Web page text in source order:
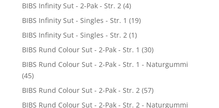
BIBS Infinity Sut - 2-Pak - Str. 2 (4)
BIBS Infinity Sut - Singles - Str. 1 (19)
BIBS Infinity Sut - Singles - Str. 2 (1)
BIBS Rund Colour Sut - 2-Pak - Str. 1 (30)
BIBS Rund Colour Sut - 2-Pak - Str. 1 - Naturgummi
(45)
BIBS Rund Colour Sut - 2-Pak - Str. 2 (57)
BIBS Rund Colour Sut - 2-Pak - Str. 2 - Naturgummi